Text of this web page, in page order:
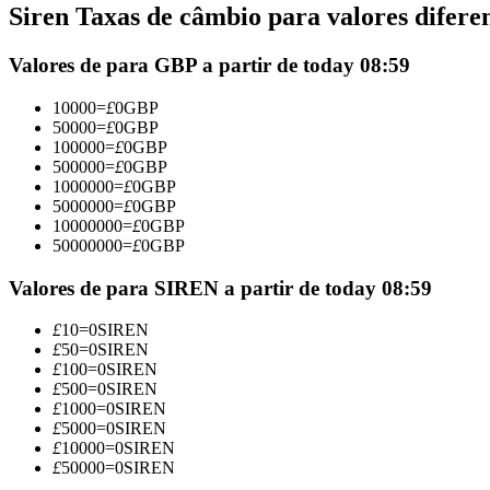
Futuros usando USDC como garantia
Copiar Trading
Junte-se aos principais traders
Siren Taxas de câmbio para valores
Valores de para GBP a partir de today 08:59
10000=£0GBP
50000=£0GBP
100000=£0GBP
500000=£0GBP
1000000=£0GBP
5000000=£0GBP
10000000=£0GBP
50000000=£0GBP
Valores de para SIREN a partir de today 08:59
£10=0SIREN
£50=0SIREN
£100=0SIREN
£500=0SIREN
£1000=0SIREN
£5000=0SIREN
£10000=0SIREN
£50000=0SIREN